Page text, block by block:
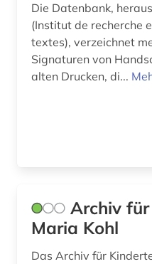
druckindustrie (2)
druckwerk (9)
dunhuang (1)
e-learning (2)
eichstätt (1)
Die Datenbank,
(Institut de recherche
textes), verzeichnet
Signaturen von
alten Drucken, di...
Archiv
Maria Kohl
Das Archiv für